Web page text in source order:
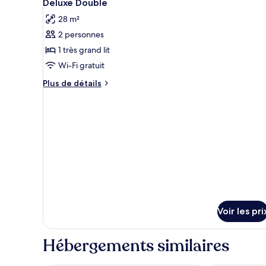
toutes
les
photos
pour
ce
type
de
Deluxe Double
28 m²
2 personnes
1 très grand lit
Wi-Fi gratuit
Plus de détails
Plus
Voir les
Hébergements similaires